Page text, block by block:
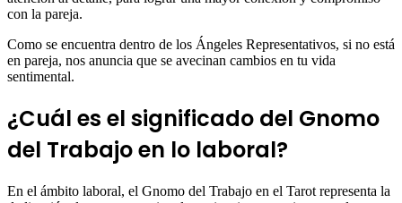
con la pareja.
Como se encuentra dentro de los Ángeles Representativos, si no está
en pareja, nos anuncia que se avecinan cambios en tu vida
sentimental.
¿Cuál es el significado del Gnomo
del Trabajo en lo laboral?
En el ámbito laboral, el Gnomo del Trabajo en el Tarot representa la